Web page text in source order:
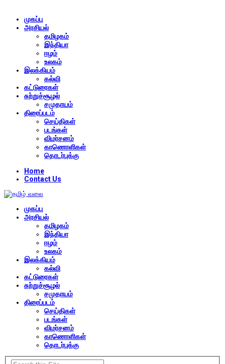
முகப்பு
அரசியல்
தமிழகம்
இந்தியா
ஈழம்
உலகம்
இலக்கியம்
கல்வி
கட்டுரைகள்
சுற்றுச்சூழல்
சமுதாயம்
திரைப்படம்
செய்திகள்
படங்கள்
விமர்சனம்
காணொளிகள்
தொடர்புக்கு
Home
Contact Us
முகப்பு
அரசியல்
தமிழகம்
இந்தியா
ஈழம்
உலகம்
இலக்கியம்
கல்வி
கட்டுரைகள்
சுற்றுச்சூழல்
சமுதாயம்
திரைப்படம்
செய்திகள்
படங்கள்
விமர்சனம்
காணொளிகள்
தொடர்புக்கு